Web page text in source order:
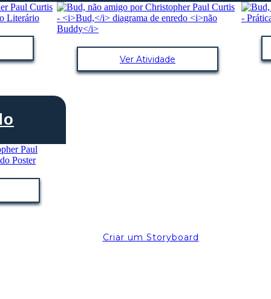
Ver Atividade
Criar um Storyboard